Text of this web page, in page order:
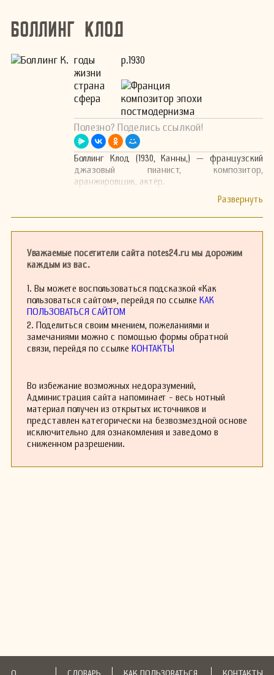
Боллинг Клод
годы
жизни
р.1930
страна
Франция
сфера
композитор эпохи
постмодернизма
Полезно? Поделись ссылкой!
Боллинг Клод (1930, Канны,) — французский
джазовый пианист, композитор,
аранжировщик, актёр.
Уважаемые посетители сайта notes24.ru мы дорожим
каждым из вас.
1. Вы можете воспользоваться подсказкой «Как
пользоваться сайтом», перейдя по ссылке КАК
ПОЛЬЗОВАТЬСЯ САЙТОМ
2. Поделиться своим мнением, пожеланиями и
замечаниями можно с помощью формы обратной
связи, перейдя по ссылке КОНТАКТЫ
Во избежание возможных недоразумений,
Администрация сайта напоминает - весь нотный
материал получен из открытых источников и
представлен категорически на безвозмездной основе
исключительно для ознакомления и заведомо в
сниженном разрешении.